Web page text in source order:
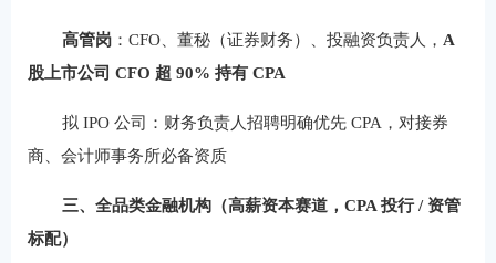
高管岗：CFO、董秘（证券财务）、投融资负责人， A
股上市公司 CFO 超 90% 持有 CPA
拟 IPO 公司：财务负责人招聘明确优先 CPA，对接券
商、会计师事务所必备资质
三、全品类金融机构（高薪资本赛道，CPA 投行 / 资管
标配）